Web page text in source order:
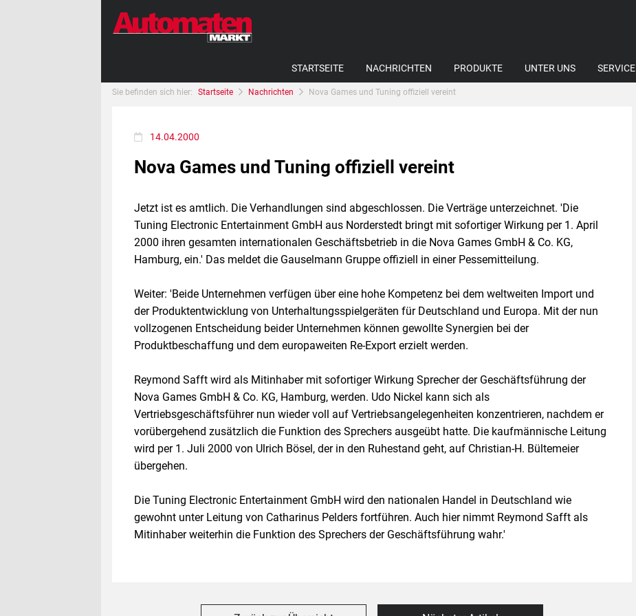
STARTSEITE NACHRICHTEN PRODUKTE UNTER UNS SERVICE
Sie befinden sich hier: Startseite Nachrichten Nova Games und Tuning offiziell vereint
14.04.2000
Nova Games und Tuning offiziell vereint
Jetzt ist es amtlich. Die Verhandlungen sind abgeschlossen. Die Verträge unterzeichnet. 'Die
Tuning Electronic Entertainment GmbH aus Norderstedt bringt mit sofortiger Wirkung per 1. April
2000 ihren gesamten internationalen Geschäftsbetrieb in die Nova Games GmbH & Co. KG,
Hamburg, ein.' Das meldet die Gauselmann Gruppe offiziell in einer Pessemitteilung.
Weiter: 'Beide Unternehmen verfügen über eine hohe Kompetenz bei dem weltweiten Import und
der Produktentwicklung von Unterhaltungsspielgeräten für Deutschland und Europa. Mit der nun
vollzogenen Entscheidung beider Unternehmen können gewollte Synergien bei der
Produktbeschaffung und dem europaweiten Re-Export erzielt werden.
Reymond Safft wird als Mitinhaber mit sofortiger Wirkung Sprecher der Geschäftsführung der
Nova Games GmbH & Co. KG, Hamburg, werden. Udo Nickel kann sich als
Vertriebsgeschäftsführer nun wieder voll auf Vertriebsangelegenheiten konzentrieren, nachdem er
vorübergehend zusätzlich die Funktion des Sprechers ausgeübt hatte. Die kaufmännische Leitung
wird per 1. Juli 2000 von Ulrich Bösel, der in den Ruhestand geht, auf Christian-H. Bültemeier
übergehen.
Die Tuning Electronic Entertainment GmbH wird den nationalen Handel in Deutschland wie
gewohnt unter Leitung von Catharinus Pelders fortführen. Auch hier nimmt Reymond Safft als
Mitinhaber weiterhin die Funktion des Sprechers der Geschäftsführung wahr.'